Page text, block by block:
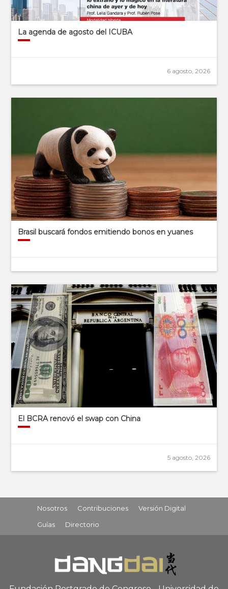
La agenda de agosto del ICUBA
6 agosto, 2026
Brasil buscará fondos emitiendo bonos en yuanes
El BCRA renovó el swap con China
5 agosto, 2026
Nosotros Contribuciones
Versión Digital
Guías
Directorio